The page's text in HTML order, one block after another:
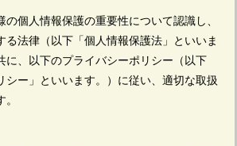
の個人情報保護の重要性について認識し、
る法律（以下「個人情報保護法」といいま
に、以下のプライバシーポリシー（以下
シー」といいます。）に従い、適切な取扱